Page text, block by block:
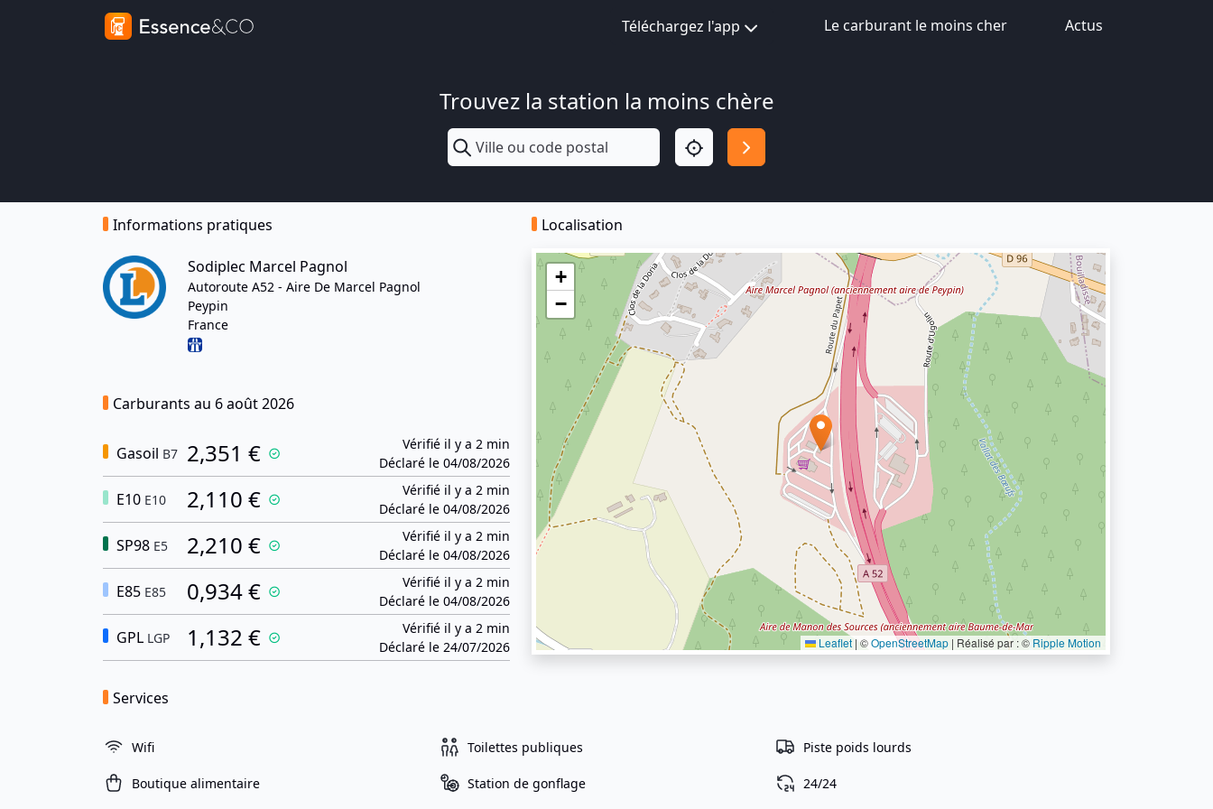
Téléchargez l'app Le carburant le moins cher Actus
Trouvez la station la moins chère
Informations pratiques
Sodiplec Marcel Pagnol
Autoroute A52 - Aire De Marcel Pagnol
Peypin
France
Carburants au 6 août 2026
Gasoil B7 2,351 €
Vérifié il y a 2 min
Déclaré le 04/08/2026
E10 E10 2,110 €
Vérifié il y a 2 min
Déclaré le 04/08/2026
SP98 E5 2,210 €
Vérifié il y a 2 min
Déclaré le 04/08/2026
E85 E85 0,934 €
Vérifié il y a 2 min
Déclaré le 04/08/2026
GPL LGP 1,132 €
Vérifié il y a 2 min
Déclaré le 24/07/2026
Localisation
+
−
Leaflet | ©OpenStreetMap | Réalisé par : © Ripple Motion
Services
Wifi Toilettes publiques Piste poids lourds
Boutique alimentaire Station de gonflage 24/24